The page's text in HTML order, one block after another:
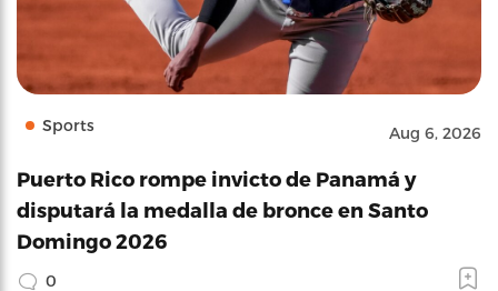
Sports Aug 6, 2026
Puerto Rico rompe invicto de Panamá y
disputará la medalla de bronce en Santo
Domingo 2026
0